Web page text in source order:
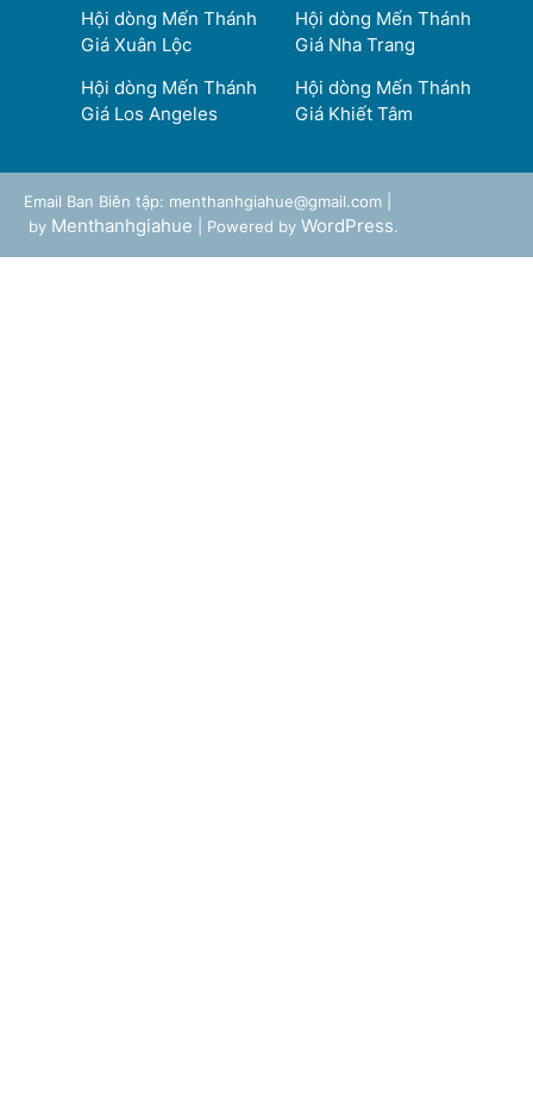
Hội dòng Mến Thánh
Giá Xuân Lộc
Hội dòng Mến Thánh
Giá Nha Trang
Hội dòng Mến Thánh
Giá Los Angeles
Hội dòng Mến Thánh
Giá Khiết Tâm
Email Ban Biên tập: menthanhgiahue@gmail.com |
by Menthanhgiahue | Powered by WordPress.